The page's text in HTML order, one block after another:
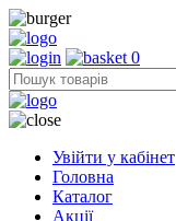
0
Увійти у кабінет
Головна
Каталог
Акції